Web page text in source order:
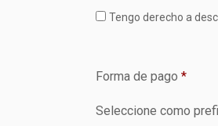
Tengo derecho a
Forma de pago *
Seleccione como